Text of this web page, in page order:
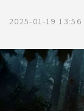
2025-01-19 13:56